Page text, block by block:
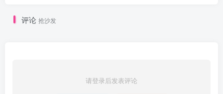
评论 抢沙发
请登录后发表评论